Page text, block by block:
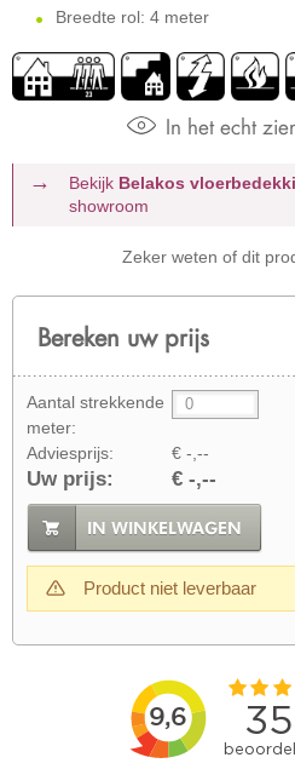
Breedte rol: 4 meter
In het echt
Bekijk Belakos
showroom
Zeker weten of dit
Bereken uw prijs
Aantal strekkende
meter:
Adviesprijs:
€ -,--
Uw prijs: € -,--
IN WINKELWAGEN
Product niet leverbaar